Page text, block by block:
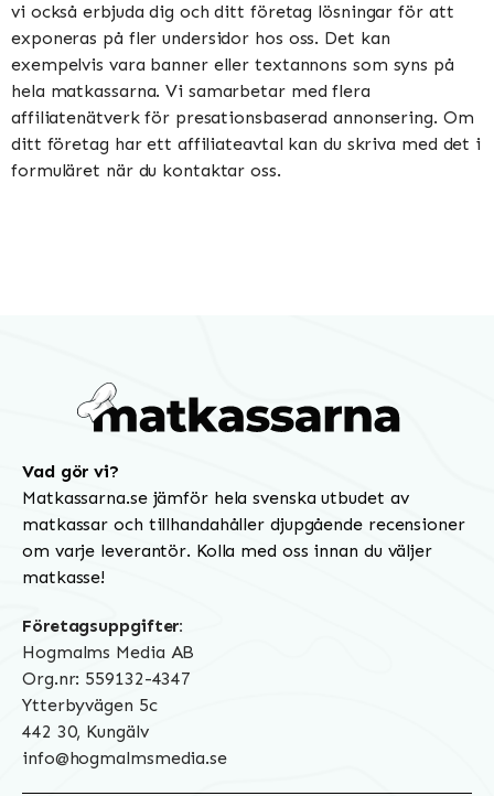
vi också erbjuda dig och ditt företag lösningar för att
exponeras på fler undersidor hos oss. Det kan
exempelvis vara banner eller textannons som syns på
hela matkassarna. Vi samarbetar med flera
affiliatenätverk för presationsbaserad annonsering. Om
ditt företag har ett affiliateavtal kan du skriva med det i
formuläret när du kontaktar oss.
Vad gör vi?
Matkassarna.se jämför hela svenska utbudet av
matkassar och tillhandahåller djupgående recensioner
om varje leverantör. Kolla med oss innan du väljer
matkasse!
Företagsuppgifter:
Hogmalms Media AB
Org.nr: 559132-4347
Ytterbyvägen 5c
442 30, Kungälv
info@hogmalmsmedia.se